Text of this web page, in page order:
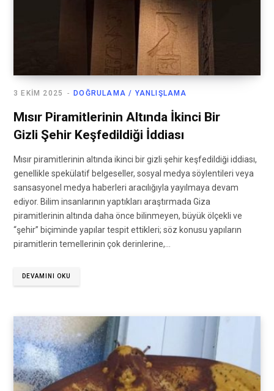
DOĞRULAMA / YANLIŞLAMA
3 EKIM 2025
Mısır Piramitlerinin Altında İkinci Bir
Gizli Şehir Keşfedildiği İddiası
Mısır piramitlerinin altında ikinci bir gizli şehir keşfedildiği iddiası,
genellikle spekülatif belgeseller, sosyal medya söylentileri veya
sansasyonel medya haberleri aracılığıyla yayılmaya devam
ediyor. Bilim insanlarının yaptıkları araştırmada Giza
piramitlerinin altında daha önce bilinmeyen, büyük ölçekli ve
“şehir” biçiminde yapılar tespit ettikleri; söz konusu yapıların
piramitlerin temellerinin çok derinlerine,…
DEVAMINI OKU